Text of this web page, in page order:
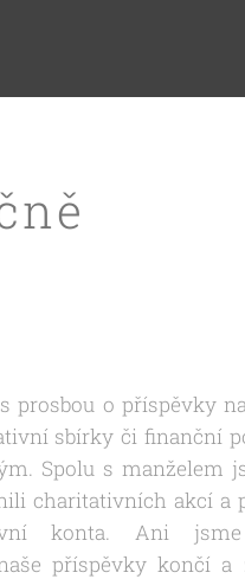
prosbou o příspěvky
sbírky či finanční
Spolu s manželem
charitativních akcí a
konta. Ani
příspěvky končí a